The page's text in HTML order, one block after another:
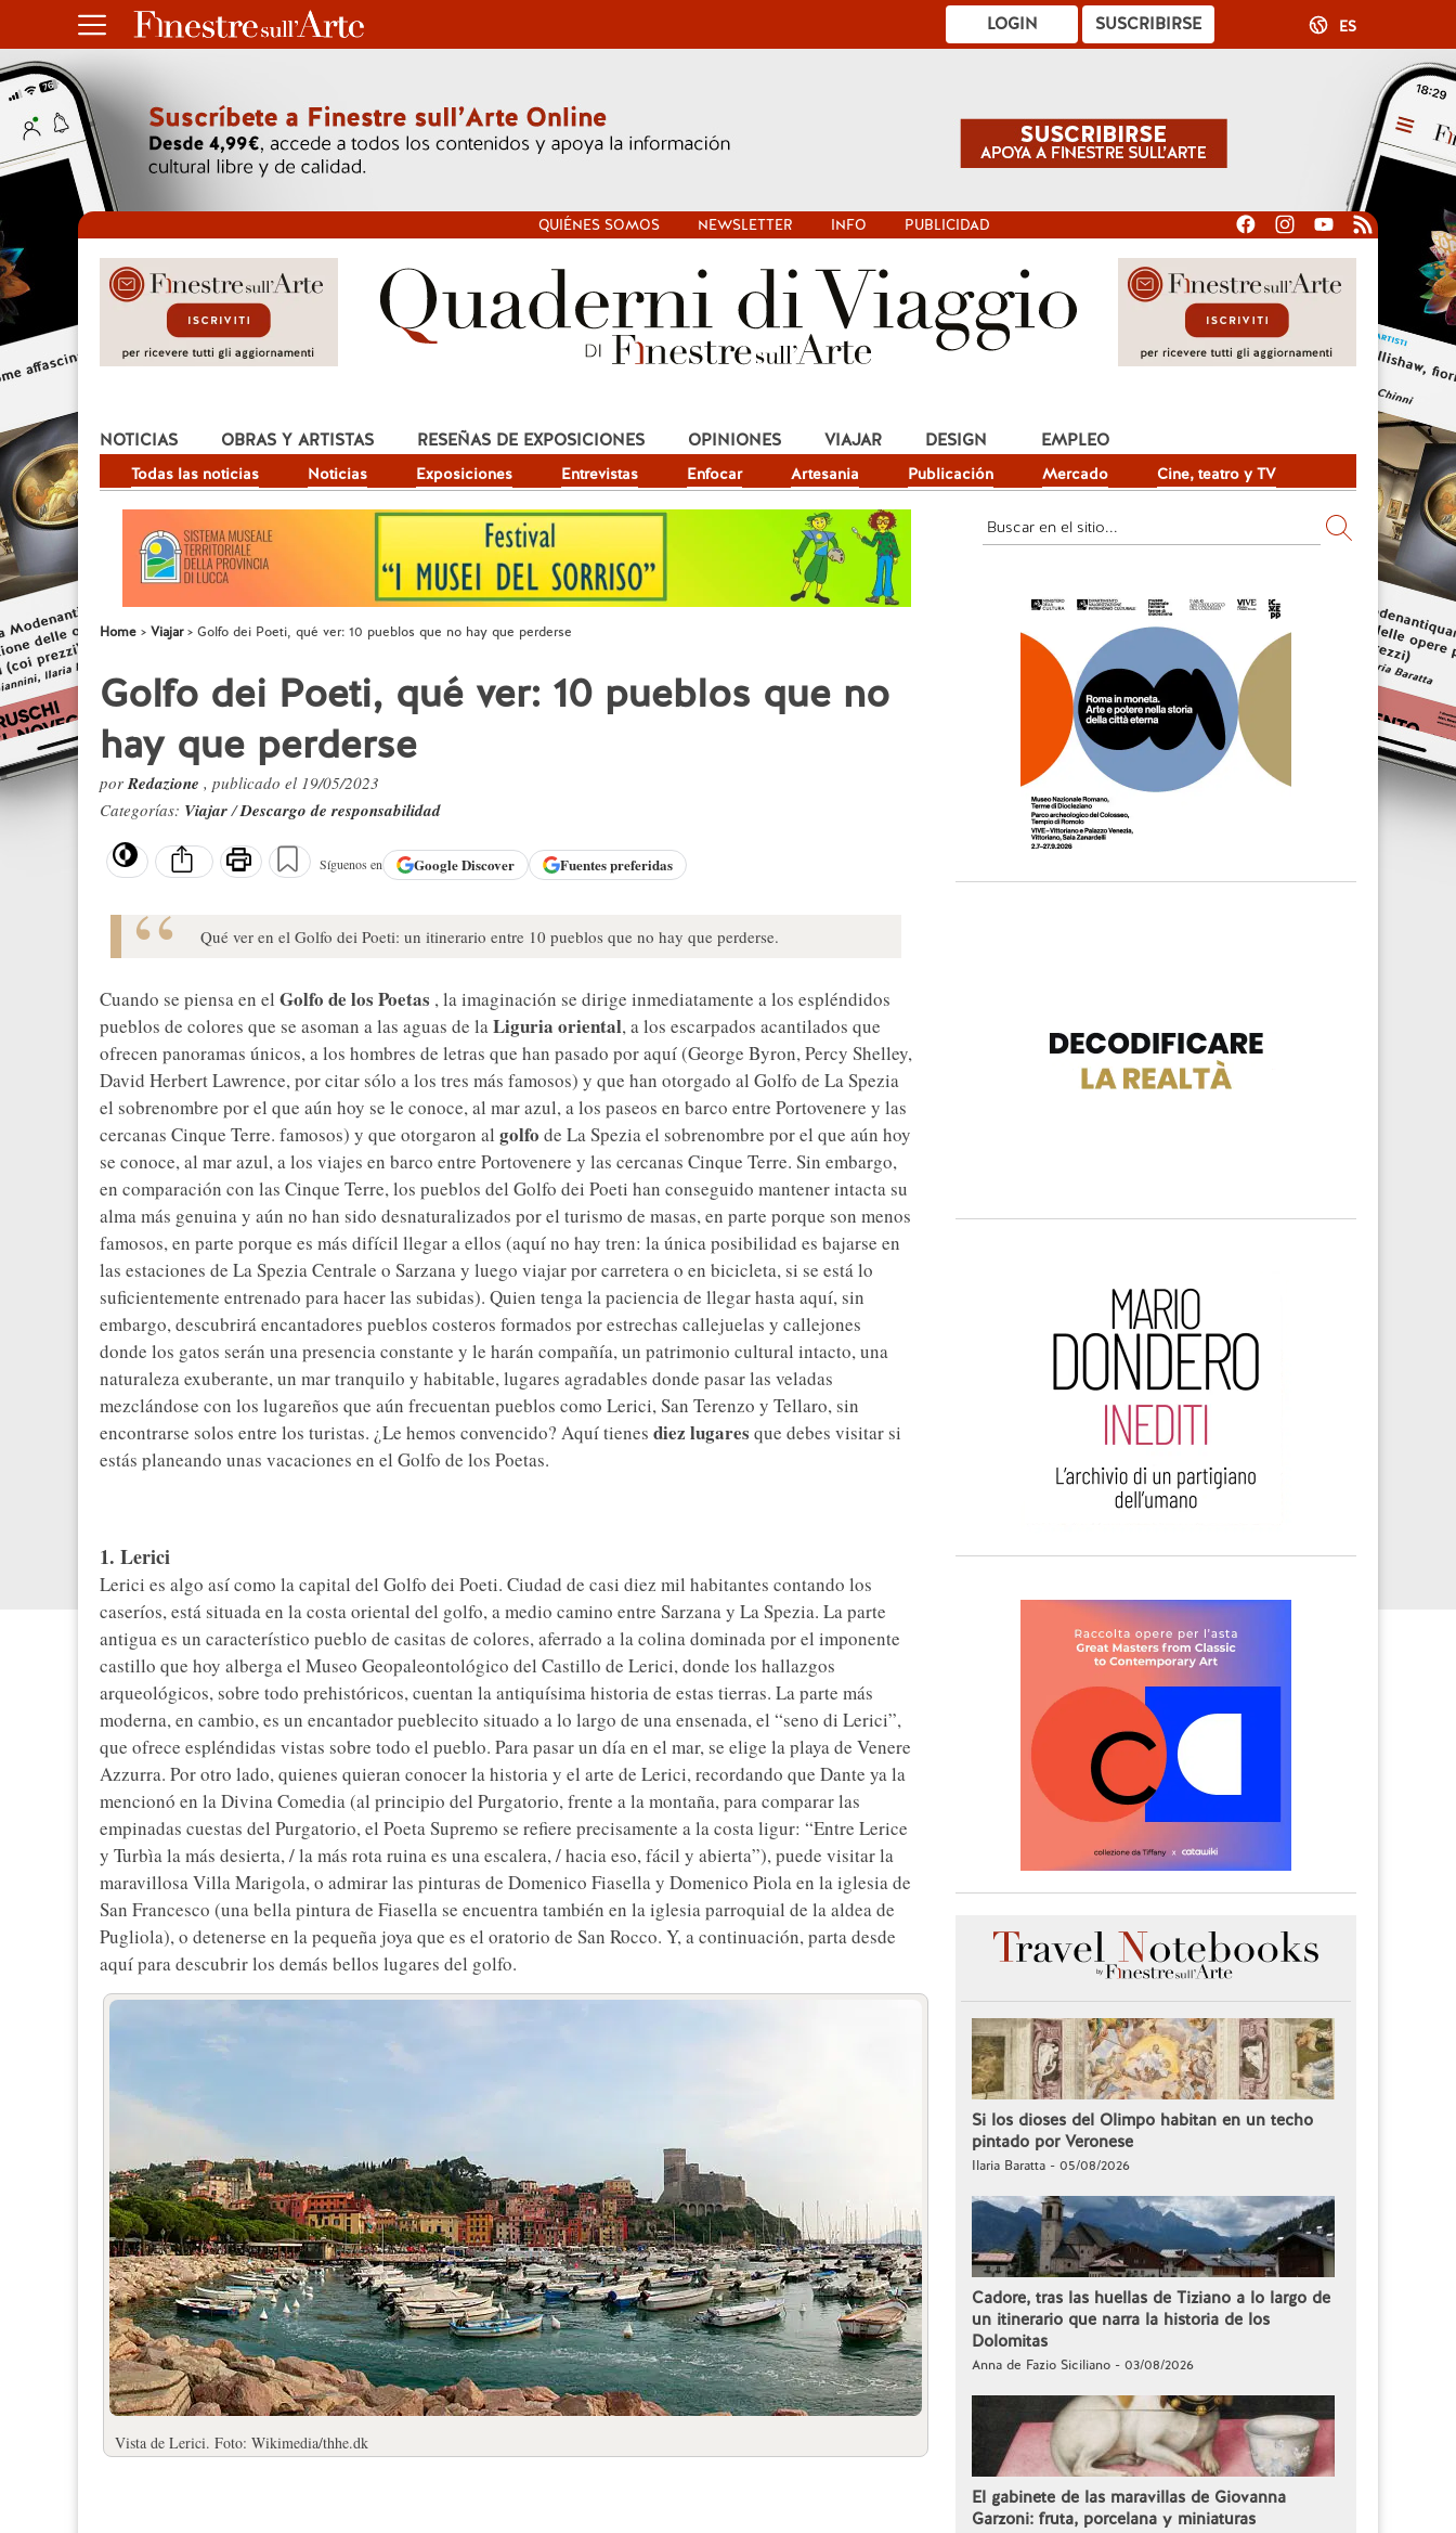
SUSCRIBIRSE
LOGIN ES
QUIÉNES SOMOS NEWSLETTER INFO PUBLICIDAD
NOTICIAS
Todas las noticias Noticias Exposiciones Entrevistas Enfocar Artesania Publicación Mercado Cine, teatro y TV
OBRAS Y ARTISTAS RESEÑAS DE EXPOSICIONES OPINIONES VIAJAR DESIGN EMPLEO
Home Viajar Golfo dei Poeti, qué ver: 10 pueblos que no hay que perderse
Golfo dei Poeti, qué ver: 10 pueblos que no
hay que perderse
porRedazione , publicado el 19/05/2023
Categorías: Viajar/Descargo de responsabilidad
Síguenos en GoogleDiscover Fuentes preferidas
Qué ver en el Golfo dei Poeti: un itinerario entre 10 pueblos que no hay que perderse.
Cuando se piensa en el Golfo de los Poetas , la imaginación se dirige inmediatamente a los espléndidos
pueblos de colores que se asoman a las aguas de laLiguria oriental, a los escarpados acantilados que
ofrecen panoramas únicos, a los hombres de letras que han pasado por aquí (George Byron, Percy Shelley,
David Herbert Lawrence, por citar sólo a los tres más famosos) y que han otorgado al Golfo de La Spezia
el sobrenombre por el que aún hoy se le conoce, al mar azul, a los paseos en barco entre Portovenere y las
cercanas Cinque Terre. famosos) y que otorgaron al golfo de La Spezia el sobrenombre por el que aún hoy
se conoce, al mar azul, a los viajes en barco entre Portovenere y las cercanas Cinque Terre. Sin embargo,
en comparación con las Cinque Terre, los pueblos del Golfo dei Poeti han conseguido mantener intacta su
alma más genuina y aún no han sido desnaturalizados por el turismo de masas, en parte porque son menos
famosos, en parte porque es más difícil llegar a ellos (aquí no hay tren: la única posibilidad es bajarse en
las estaciones de La Spezia Centrale o Sarzana y luego viajar por carretera o en bicicleta, si se está lo
suficientemente entrenado para hacer las subidas). Quien tenga la paciencia de llegar hasta aquí, sin
embargo, descubrirá encantadores pueblos costeros formados por estrechas callejuelas y callejones
donde los gatos serán una presencia constante y le harán compañía, un patrimonio cultural intacto, una
naturaleza exuberante, un mar tranquilo y habitable, lugares agradables donde pasar las veladas
mezclándose con los lugareños que aún frecuentan pueblos como Lerici, San Terenzo y Tellaro, sin
encontrarse solos entre los turistas. ¿Le hemos convencido? Aquí tienes diez lugares que debes visitar si
estás planeando unas vacaciones en el Golfo de los Poetas.
1. Lerici
Lerici es algo así como la capital del Golfo dei Poeti. Ciudad de casi diez mil habitantes contando los
caseríos, está situada en la costa oriental del golfo, a medio camino entre Sarzana y La Spezia. La parte
antigua es un característico pueblo de casitas de colores, aferrado a la colina dominada por el imponente
castillo que hoy alberga el Museo Geopaleontológico del Castillo de Lerici, donde los hallazgos
arqueológicos, sobre todo prehistóricos, cuentan la antiquísima historia de estas tierras. La parte más
moderna, en cambio, es un encantador pueblecito situado a lo largo de una ensenada, el “seno di Lerici”,
que ofrece espléndidas vistas sobre todo el pueblo. Para pasar un día en el mar, se elige la playa de Venere
Azzurra. Por otro lado, quienes quieran conocer la historia y el arte de Lerici, recordando que Dante ya la
mencionó en la Divina Comedia (al principio del Purgatorio, frente a la montaña, para comparar las
empinadas cuestas del Purgatorio, el Poeta Supremo se refiere precisamente a la costa ligur: “Entre Lerice
y Turbìa la más desierta, / la más rota ruina es una escalera, / hacia eso, fácil y abierta”), puede visitar la
maravillosa Villa Marigola, o admirar las pinturas de Domenico Fiasella y Domenico Piola en la iglesia de
San Francesco (una bella pintura de Fiasella se encuentra también en la iglesia parroquial de la aldea de
Pugliola), o detenerse en la pequeña joya que es el oratorio de San Rocco. Y, a continuación, parta desde
aquí para descubrir los demás bellos lugares del golfo.
Vista de Lerici. Foto: Wikimedia/thhe.dk
Si los dioses del Olimpo habitan en un techo
pintado por Veronese
Ilaria Baratta - 05/08/2026
Cadore, tras las huellas de Tiziano a lo largo de
un itinerario que narra la historia de los
Dolomitas
Anna de Fazio Siciliano - 03/08/2026
El gabinete de las maravillas de Giovanna
Garzoni: fruta, porcelana y miniaturas